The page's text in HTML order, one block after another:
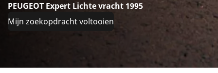
PEUGEOT Expert Lichte vracht 1995
Mijn zoekopdracht voltooien